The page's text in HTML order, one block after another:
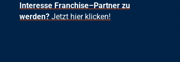
Interesse Franchise–Partner zu
werden?Jetzt hier klicken!